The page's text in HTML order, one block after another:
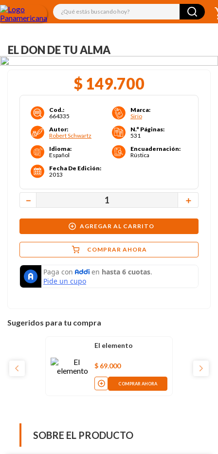
¿Qué estás buscando hoy?
EL DON DE TU ALMA
$ 149.700
Cod.:
664335
Marca:
Sirio
Autor:
Robert Schwartz
N.° Páginas:
531
Idioma:
Español
Encuadernación:
Rústica
Fecha De Edición:
2013
＋
－
AGREGAR AL CARRITO
COMPRAR AHORA
Sugeridos para tu compra
El elemento
$ 69.000
COMPRAR AHORA
SOBRE EL PRODUCTO